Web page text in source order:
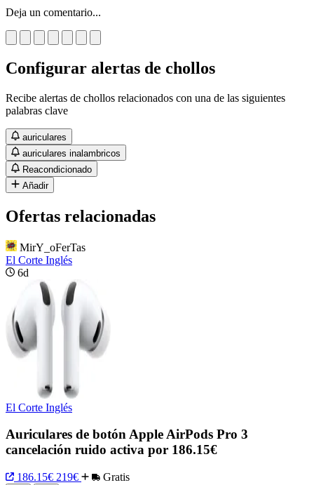
Deja un comentario...
Configurar alertas de chollos
Recibe alertas de chollos relacionados con una de las siguientes
palabras clave
auriculares
auriculares inalambricos
Reacondicionado
Añadir
Ofertas relacionadas
MirY_oFerTas
El Corte Inglés
6d
El Corte Inglés
Auriculares de botón Apple AirPods Pro 3
cancelación ruido activa por 186.15€
186.15€ 219€ Gratis